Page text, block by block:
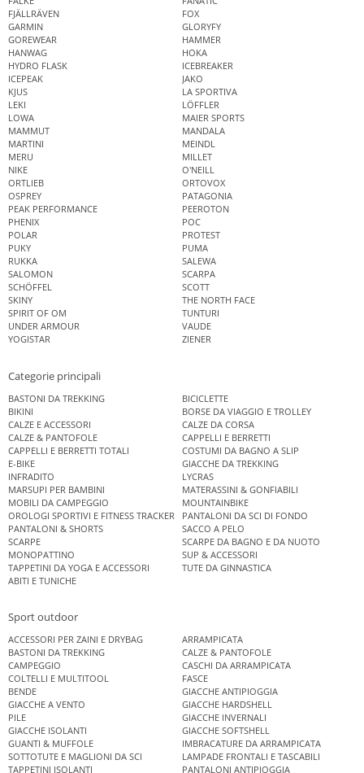
FJÄLLRÄVEN
FOX
GARMIN
GLORYFY
GOREWEAR
HAMMER
HANWAG
HOKA
HYDRO FLASK
ICEBREAKER
ICEPEAK
JAKO
KJUS
LA SPORTIVA
LEKI
LÖFFLER
LOWA
MAIER SPORTS
MAMMUT
MANDALA
MARTINI
MEINDL
MERU
MILLET
NIKE
O'NEILL
ORTLIEB
ORTOVOX
OSPREY
PATAGONIA
PEAK PERFORMANCE
PEEROTON
PHENIX
POC
POLAR
PROTEST
PUKY
PUMA
RUKKA
SALEWA
SALOMON
SCARPA
SCHÖFFEL
SCOTT
SKINY
THE NORTH FACE
SPIRIT OF OM
TUNTURI
UNDER ARMOUR
VAUDE
YOGISTAR
ZIENER
Categorie principali
BASTONI DA TREKKING
BICICLETTE
BIKINI
BORSE DA VIAGGIO E TROLLEY
CALZE E ACCESSORI
CALZE DA CORSA
CALZE & PANTOFOLE
CAPPELLI E BERRETTI
CAPPELLI E BERRETTI TOTALI
COSTUMI DA BAGNO A SLIP
E-BIKE
GIACCHE DA TREKKING
INFRADITO
LYCRAS
MARSUPI PER BAMBINI
MATERASSINI & GONFIABILI
MOBILI DA CAMPEGGIO
MOUNTAINBIKE
OROLOGI SPORTIVI E FITNESS TRACKER
PANTALONI DA SCI DI FONDO
PANTALONI & SHORTS
SACCO A PELO
SCARPE
SCARPE DA BAGNO E DA NUOTO
MONOPATTINO
SUP & ACCESSORI
TAPPETINI DA YOGA E ACCESSORI
TUTE DA GINNASTICA
ABITI E TUNICHE
Sport outdoor
ACCESSORI PER ZAINI E DRYBAG
ARRAMPICATA
BASTONI DA TREKKING
CALZE & PANTOFOLE
CAMPEGGIO
CASCHI DA ARRAMPICATA
COLTELLI E MULTITOOL
FASCE
BENDE
GIACCHE ANTIPIOGGIA
GIACCHE A VENTO
GIACCHE HARDSHELL
PILE
GIACCHE INVERNALI
GIACCHE ISOLANTI
GIACCHE SOFTSHELL
GUANTI & MUFFOLE
IMBRACATURE DA ARRAMPICATA
SOTTOTUTE E MAGLIONI DA SCI
LAMPADE FRONTALI E TASCABILI
TAPPETINI ISOLANTI
PANTALONI ANTIPIOGGIA